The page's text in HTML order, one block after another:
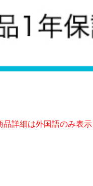
詳細は外国語のみ表